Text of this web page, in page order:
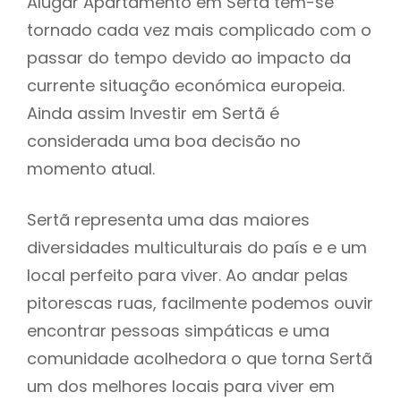
tornado cada vez mais complicado com o
passar do tempo devido ao impacto da
currente situação económica europeia.
Ainda assim Investir em Sertã é
considerada uma boa decisão no
momento atual.
Sertã representa uma das maiores
diversidades multiculturais do país e e um
local perfeito para viver. Ao andar pelas
pitorescas ruas, facilmente podemos ouvir
encontrar pessoas simpáticas e uma
comunidade acolhedora o que torna Sertã
um dos melhores locais para viver em